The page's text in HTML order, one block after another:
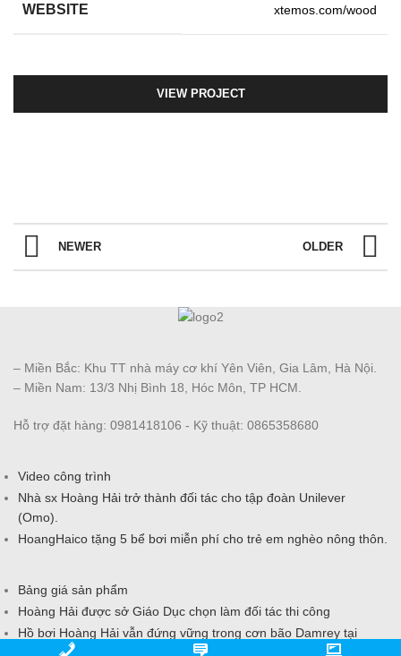
WEBSITE xtemos.com/wood
VIEW PROJECT
NEWER OLDER
– Miền Bắc: Khu TT nhà máy cơ khí Yên Viên, Gia Lâm, Hà Nội.
– Miền Nam: 13/3 Nhị Bình 18, Hóc Môn, TP HCM.
Hỗ trợ đặt hàng: 0981418106 - Kỹ thuật: 0865358680
Video công trình
Nhà sx Hoàng Hải trở thành đối tác cho tập đoàn Unilever
(Omo).
HoangHaico tặng 5 bể bơi miễn phí cho trẻ em nghèo nông thôn.
Bảng giá sản phẩm
Hoàng Hải được sở Giáo Dục chọn làm đối tác thi công
Hồ bơi Hoàng Hải vẫn đứng vững trong cơn bão Damrey tại
Khánh Hòa 2017